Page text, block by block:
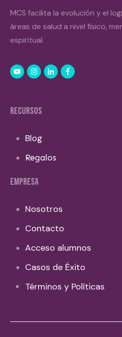
MCS facilita la evolución y el
áreas de salud a nivel físico,
espiritual.
RECURSOS
Blog
Regalos
EMPRESA
Nosotros
Contacto
Acceso alumnos
Casos de Éxito
Términos y Políticas